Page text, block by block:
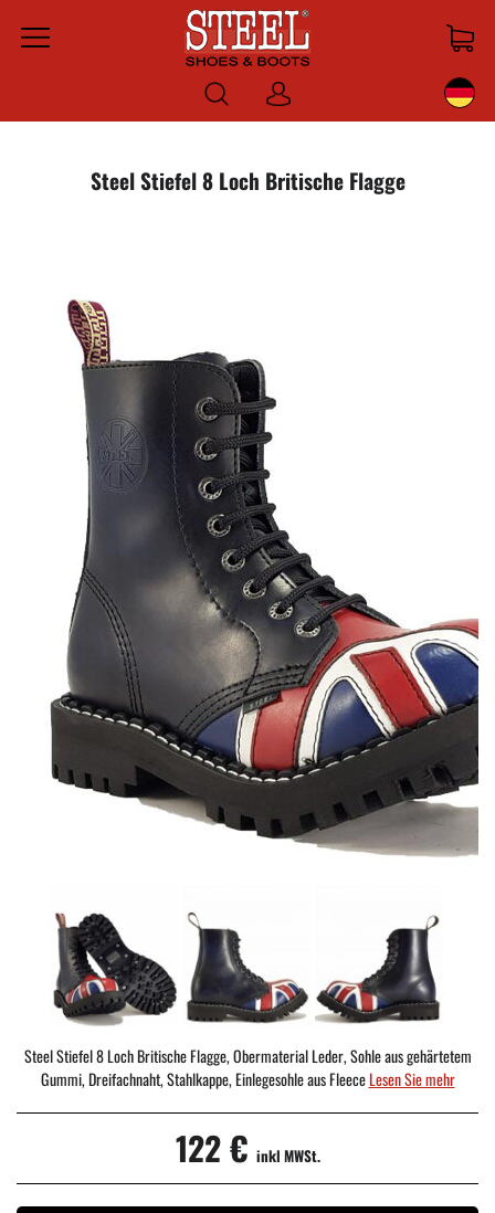
Menu
Anmelden
Steel Stiefel 8 Loch Britische Flagge
Steel Stiefel 8 Loch Britische Flagge, Obermaterial Leder, Sohle aus gehärtetem
Gummi, Dreifachnaht, Stahlkappe, Einlegesohle aus FleeceLesen Sie mehr
122 € inkl MWSt.